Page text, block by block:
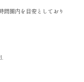
圏内を目安としており